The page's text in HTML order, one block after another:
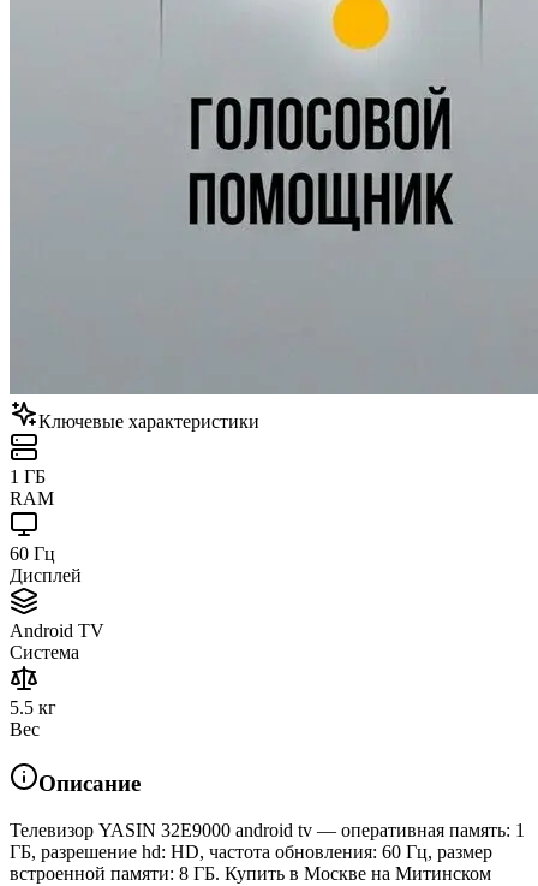
Ключевые характеристики
1 ГБ
RAM
60 Гц
Дисплей
Android TV
Система
5.5 кг
Вес
Описание
Телевизор YASIN 32E9000 android tv — оперативная память: 1
ГБ, разрешение hd: HD, частота обновления: 60 Гц, размер
встроенной памяти: 8 ГБ. Купить в Москве на Митинском